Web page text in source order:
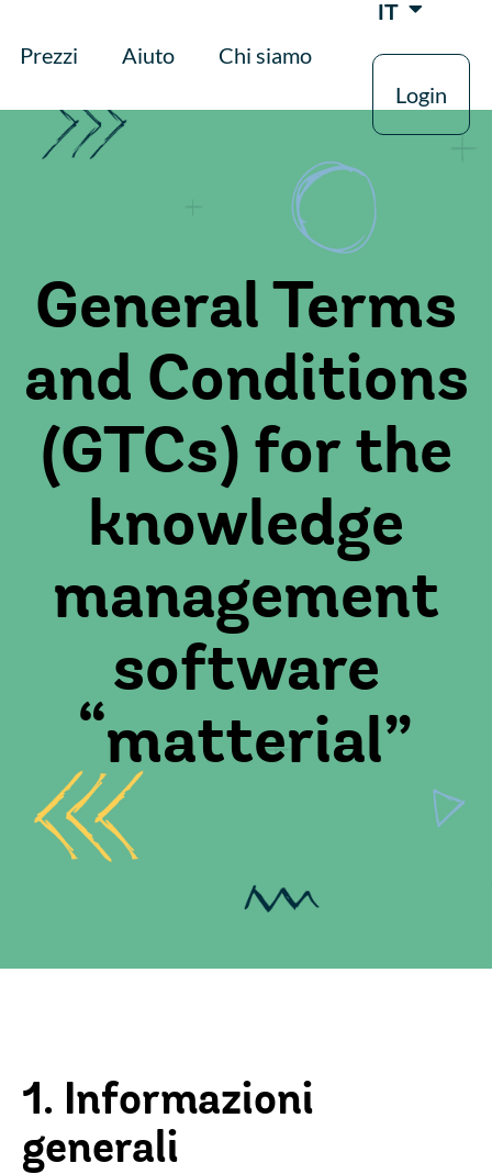
Prezzi Aiuto Chi siamo
IT
Login
General Terms
and Conditions
(GTCs) for the
knowledge
management
software
“matterial”
1. Informazioni
generali